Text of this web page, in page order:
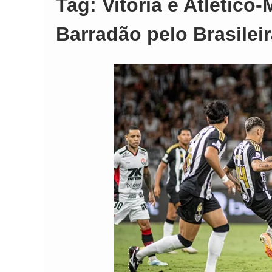
Comando Vermelho
Tag: Vitória e Atlético-
Barradão pelo